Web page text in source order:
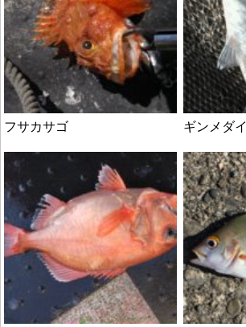
フサカサゴ ギンメダイ